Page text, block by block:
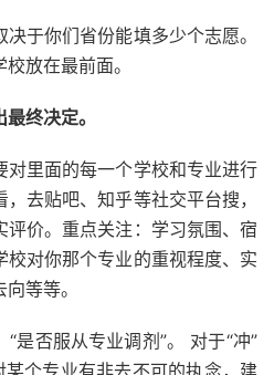
于你们省份能填多少个志愿。
放在最前面。
终决定。
对里面的每一个学校和专业进行
去贴吧、知乎等社交平台搜，
价。重点关注：学习氛围、宿
对你那个专业的重视程度、实
等等。
是否服从专业调剂”。 对于“冲”
某个专业有非去不可的执念，建